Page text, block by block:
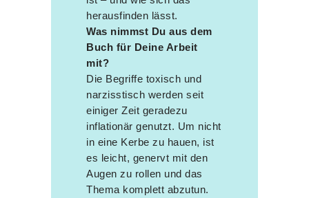
herausfinden lässt.
Was nimmst Du aus dem
Buch für Deine Arbeit
mit?
Die Begriffe toxisch und
narzisstisch werden seit
einiger Zeit geradezu
inflationär genutzt. Um nicht
in eine Kerbe zu hauen, ist
es leicht, genervt mit den
Augen zu rollen und das
Thema komplett abzutun.